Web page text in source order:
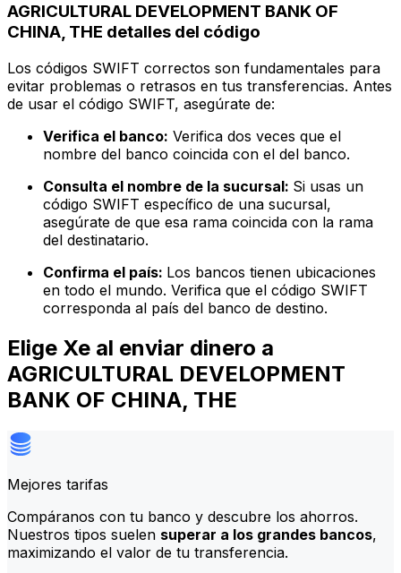
AGRICULTURAL DEVELOPMENT BANK OF
CHINA, THE detalles del código
Los códigos SWIFT correctos son fundamentales para
evitar problemas o retrasos en tus transferencias. Antes
de usar el código SWIFT, asegúrate de:
Verifica el banco: Verifica dos veces que el
nombre del banco coincida con el del banco.
Consulta el nombre de la sucursal: Si usas un
código SWIFT específico de una sucursal,
asegúrate de que esa rama coincida con la rama
del destinatario.
Confirma el país: Los bancos tienen ubicaciones
en todo el mundo. Verifica que el código SWIFT
corresponda al país del banco de destino.
Elige Xe al enviar dinero a
AGRICULTURAL DEVELOPMENT
BANK OF CHINA, THE
Mejores tarifas
Compáranos con tu banco y descubre los ahorros.
Nuestros tipos suelen superar a los grandes bancos,
maximizando el valor de tu transferencia.